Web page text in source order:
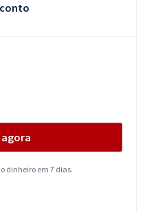
dinheiro em 7 dias.